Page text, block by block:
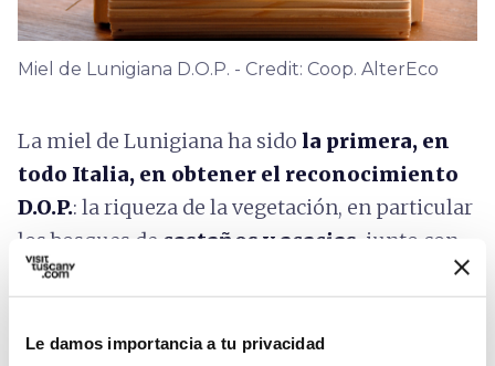
Le damos importancia a tu privacidad
Miel de Lunigiana D.O.P. - Credit: Coop. AlterEco
La miel de Lunigiana ha sido la primera, en
todo Italia, en obtener el reconocimiento
D.O.P.: la riqueza de la vegetación, en particular
los bosques de castaños y acacias , junto con
el bajo nivel de industrialización - y por lo
garantizanuna producción genuina